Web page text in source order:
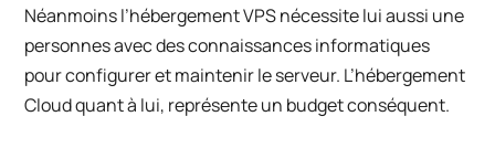
Néanmoins l’hébergement VPS nécessite lui aussi une
personnes avec des connaissances informatiques
pour configurer et maintenir le serveur. L’hébergement
Cloud quant à lui, représente un budget conséquent.